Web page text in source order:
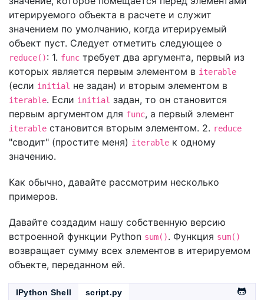
итерируемого объекта в расчете и служит
значением по умолчанию, когда итерируемый
объект пуст. Следует отметить следующее о
reduce(): 1. func требует два аргумента, первый из
которых является первым элементом в iterable
(если initial не задан) и вторым элементом в
iterable. Если initial задан, то он становится
первым аргументом для func, а первый элемент
iterable становится вторым элементом. 2. reduce
"сводит" (простите меня) iterable к одному
значению.
Как обычно, давайте рассмотрим несколько
примеров.
Давайте создадим нашу собственную версию
встроенной функции Python sum(). Функция sum()
возвращает сумму всех элементов в итерируемом
объекте, переданном ей.
IPython Shell
script.py